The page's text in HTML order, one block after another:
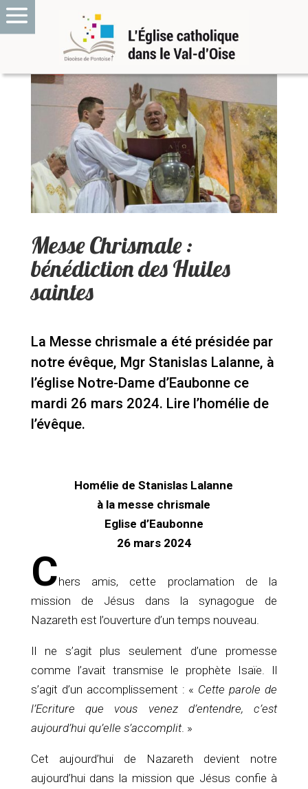
Messe Chrismale :
bénédiction des Huiles
saintes
La Messe chrismale a été présidée par
notre évêque, Mgr Stanislas Lalanne, à
l’église Notre-Dame d’Eaubonne ce
mardi 26 mars 2024. Lire l’homélie de
l’évêque.
Homélie de Stanislas Lalanne
à la messe chrismale
Eglise d’Eaubonne
26 mars 2024
Chers amis, cette proclamation de la
mission de Jésus dans la synagogue de
Nazareth est l’ouverture d’un temps nouveau.
Il ne s’agit plus seulement d’une promesse
comme l’avait transmise le prophète Isaïe. Il
s’agit d’un accomplissement : « Cette parole de
l’Ecriture que vous venez d’entendre, c’est
aujourd’hui qu’elle s’accomplit. »
Cet aujourd’hui de Nazareth devient notre
aujourd’hui dans la mission que Jésus confie à